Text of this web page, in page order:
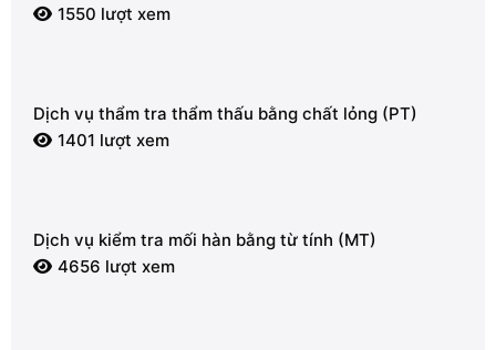
1550 lượt xem
Dịch vụ thẩm tra thẩm thấu bằng chất lỏng (PT)
1401 lượt xem
Dịch vụ kiểm tra mối hàn bằng từ tính (MT)
4656 lượt xem